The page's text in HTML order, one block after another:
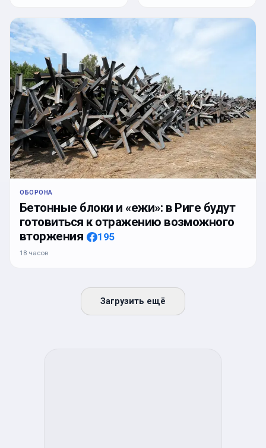
ОБОРОНА
Бетонные блоки и «ежи»: в Риге будут
готовиться к отражению возможного
вторжения
195
18 часов
Загрузить ещё